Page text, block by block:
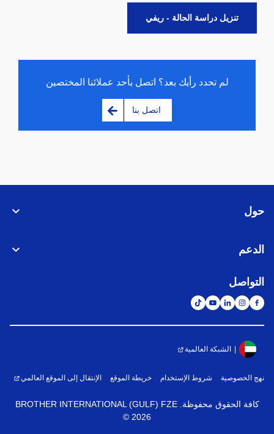
تنزيل دراسة الحالة - ريفي
لم تحدد رأيك بعد؟ اتصل بأحد عملائنا المختصين
اتصل بنا
حول
الدعم
التواصل
الشبكة العالمية
نهج الخصوصية شروط الإستخدام خريطة الموقع الإنتقال إلى الموقع العالمي
كافة الحقوق محفوظة. BROTHER INTERNATIONAL (GULF) FZE
2026
©